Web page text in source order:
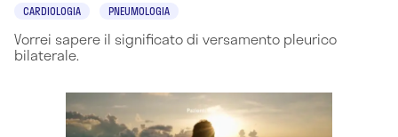
CARDIOLOGIA PNEUMOLOGIA
Vorrei sapere il significato di versamento pleurico
bilaterale.